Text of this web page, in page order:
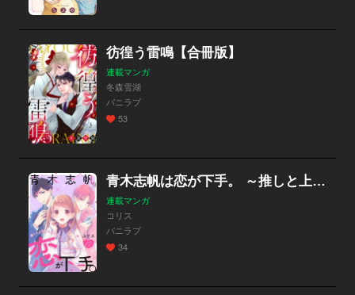
彷徨う雷鳴【合冊版】
連載マンガ
冬森雪湖
バニラブ
53
青木志帆は恋が下手。 ～推しと上司となんでワタシ!?～
連載マンガ
コリス
バニラブ
34